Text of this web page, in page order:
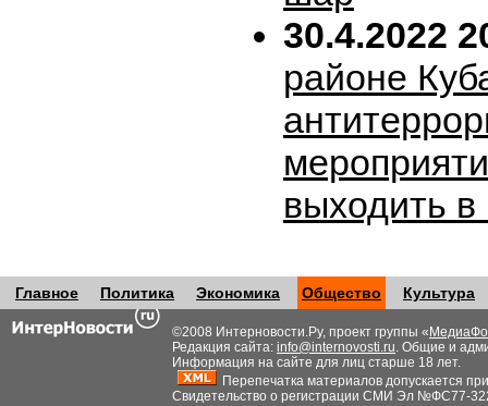
30.4.2022
районе
выходить
Главное Политика Экономика Общество Культура
©2008 Интерновости.Ру, проект группы «
Редакция сайта: info@internovosti.ru. Общие и
Информация на сайте для лиц старше 18 лет.
Перепечатка материалов допускается
Свидетельство о регистрации СМИ Эл №ФС77-